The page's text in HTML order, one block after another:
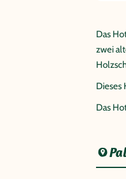
Das
zwei
Dieses
Das